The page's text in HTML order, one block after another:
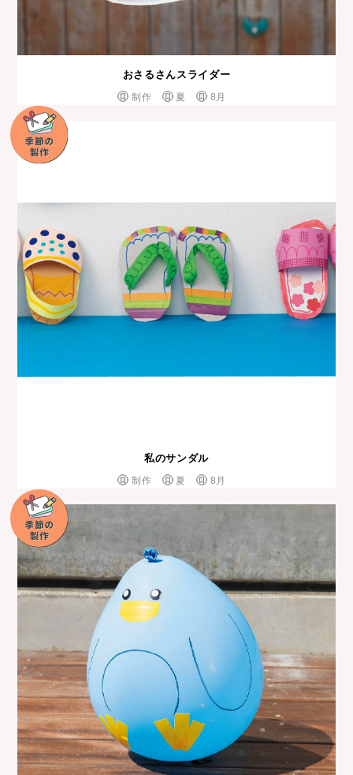
おさるさんスライダー
制作 夏 8月
私のサンダル
制作 夏 8月